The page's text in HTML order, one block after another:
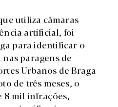
utiliza câmaras
artificial, foi
para identificar o
paragens de
Urbanos de Braga
de três meses, o
8 mil infrações,